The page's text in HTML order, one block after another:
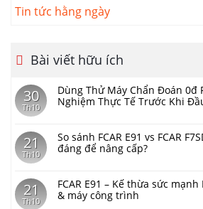
Tin tức hằng ngày
Bài viết hữu ích
30
Th10
Dùng Thử Máy Chẩn Đoán 0đ
Nghiệm Thực Tế Trước Khi
21
Th10
So sánh FCAR E91 vs FCAR
đáng để nâng cấp?
21
Th10
FCAR E91 – Kế thừa sức
& máy công trình